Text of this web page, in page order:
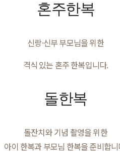
혼주한복
신랑·신부 부모님을 위한
격식 있는 혼주 한복입니다.
돌한복
돌잔치와 기념 촬영을 위한
아이 한복과 부모님 한복을 준비합